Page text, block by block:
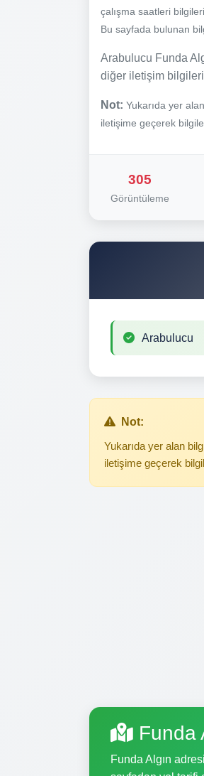
çalışma saatleri
Bu sayfada bulunan
Arabulucu Funda
diğer iletişim
Not: Yukarıda yer
iletişime geçerek
305
Görüntüleme
Arabulucu
Not:
Yukarıda yer alan
iletişime geçerek
Funda
Funda Algın